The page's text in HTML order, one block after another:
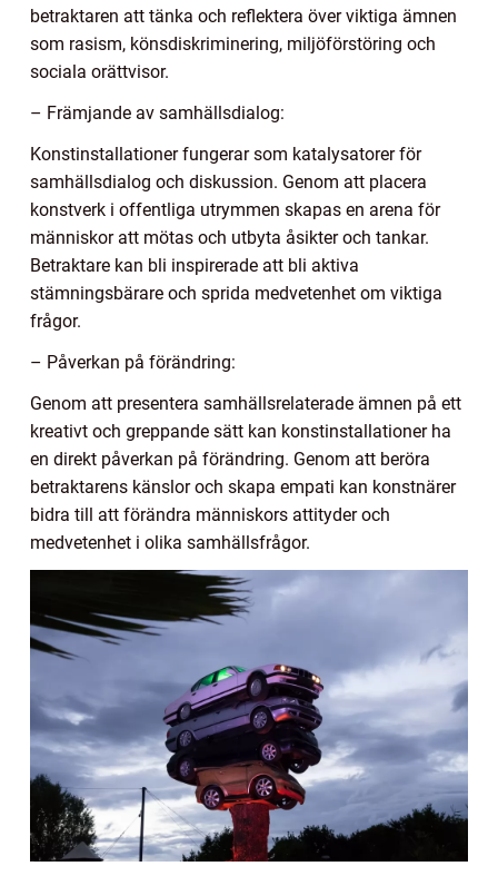
betraktaren att tänka och reflektera över viktiga ämnen
som rasism, könsdiskriminering, miljöförstöring och
sociala orättvisor.
– Främjande av samhällsdialog:
Konstinstallationer fungerar som katalysatorer för
samhällsdialog och diskussion. Genom att placera
konstverk i offentliga utrymmen skapas en arena för
människor att mötas och utbyta åsikter och tankar.
Betraktare kan bli inspirerade att bli aktiva
stämningsbärare och sprida medvetenhet om viktiga
frågor.
– Påverkan på förändring:
Genom att presentera samhällsrelaterade ämnen på ett
kreativt och greppande sätt kan konstinstallationer ha
en direkt påverkan på förändring. Genom att beröra
betraktarens känslor och skapa empati kan konstnärer
bidra till att förändra människors attityder och
medvetenhet i olika samhällsfrågor.